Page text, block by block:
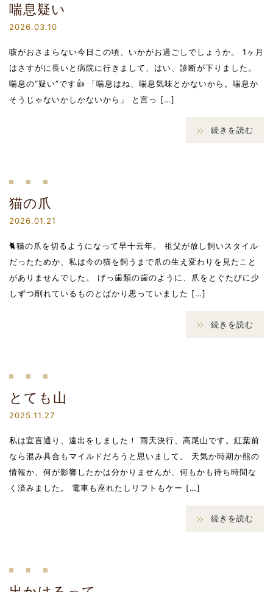
喘息疑い
2026.03.10
咳がおさまらない今日この頃、いかがお過ごしでしょうか。 1ヶ月
はさすがに長いと病院に行きまして、はい、診断が下りました。
喘息の“疑い”です👍 「喘息はね、喘息気味とかないから。喘息か
そうじゃないかしかないから」 と言っ […]
続きを読む
猫の爪
2026.01.21
🐈猫の爪を切るようになって早十云年。 祖父が放し飼いスタイル
だったためか、私は今の猫を飼うまで爪の生え変わりを見たこと
がありませんでした。 げっ歯類の歯のように、爪をとぐたびに少
しずつ削れているものとばかり思っていました […]
続きを読む
とても山
2025.11.27
私は宣言通り、遠出をしました！ 雨天決行、高尾山です。紅葉前
なら混み具合もマイルドだろうと思いまして。 天気か時期か熊の
情報か、何が影響したかは分かりませんが、何もかも待ち時間な
く済みました。 電車も座れたしリフトもケー […]
続きを読む